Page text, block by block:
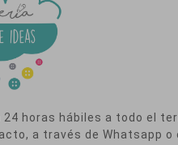
horas hábiles a todo el
a través de Whatsapp o